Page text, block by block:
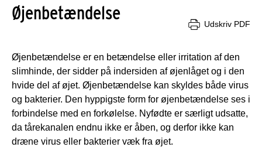
Øjenbetændelse
Udskriv PDF
Øjenbetændelse er en betændelse eller irritation af den
slimhinde, der sidder på indersiden af øjenlåget og i den
hvide del af øjet. Øjenbetændelse kan skyldes både virus
og bakterier. Den hyppigste form for øjenbetændelse ses i
forbindelse med en forkølelse. Nyfødte er særligt udsatte,
da tårekanalen endnu ikke er åben, og derfor ikke kan
dræne virus eller bakterier væk fra øjet.